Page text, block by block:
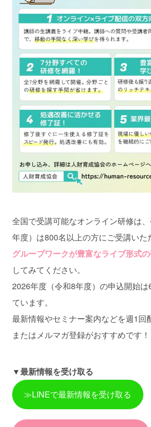
全国で受講可能なオンライン研修は
年度）は800名以上の方にご受講いた
グループワークが豊富なライブ形式
してみてください。
2026年度（令和8年度）の申込開始
ています。
最新情報やセミナー案内などを週1回
またはメルマガ登録がおすすめです！
▼最新情報を受け取る
≫LINEで最新情報を受け取る